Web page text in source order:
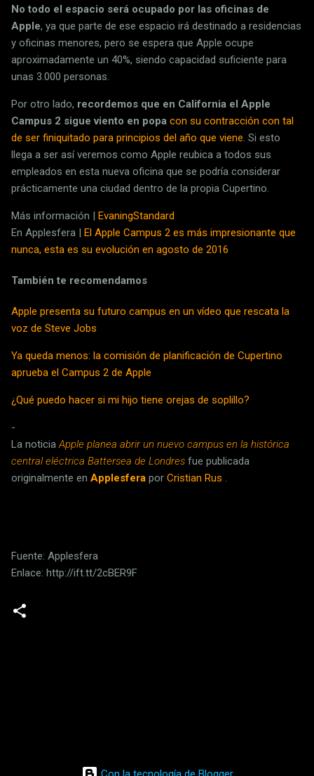
No todo el espacio será ocupado por las oficinas de
Apple, ya que parte de ese espacio irá destinado a residencias
y oficinas menores, pero se espera que Apple ocupe
aproximadamente un 40%, siendo capacidad suficiente para
unas 3.000 personas.
Por otro lado, recordemos que en California el Apple
Campus 2 sigue viento en popa con su contracción con tal
de ser finiquitado para principios del año que viene. Si esto
llega a ser así veremos como Apple reubica a todos sus
empleados en esta nueva oficina que se podría considerar
prácticamente una ciudad dentro de la propia Cupertino.
Más información | EvaningStandard
En Applesfera | El Apple Campus 2 es más impresionante que
nunca, esta es su evolución en agosto de 2016
También te recomendamos
Apple presenta su futuro campus en un vídeo que rescata la
voz de Steve Jobs
Ya queda menos: la comisión de planificación de Cupertino
aprueba el Campus 2 de Apple
¿Qué puedo hacer si mi hijo tiene orejas de soplillo?
-
La noticiaApple planea abrir un nuevo campus en la histórica
central eléctrica Battersea de Londres fue publicada
originalmente en Applesfera por Cristian Rus .
Fuente: Applesfera
Enlace: http://ift.tt/2cBER9F